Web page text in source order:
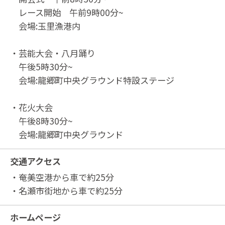
レース開始 午前9時00分~
会場:玉里漁港内
・芸能大会・八月踊り
午後5時30分~
会場:龍郷町中央グラウンド特設ステージ
・花火大会
午後8時30分~
会場:龍郷町中央グラウンド
交通アクセス
・奄美空港から車で約25分
・名瀬市街地から車で約25分
ホームページ